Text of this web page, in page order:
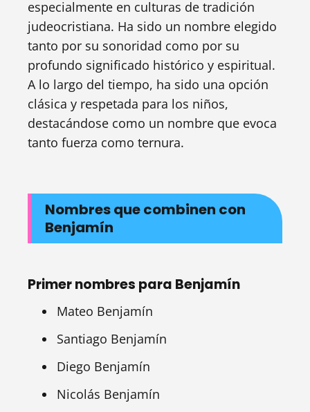
especialmente en culturas de tradición
judeocristiana. Ha sido un nombre elegido
tanto por su sonoridad como por su
profundo significado histórico y espiritual.
A lo largo del tiempo, ha sido una opción
clásica y respetada para los niños,
destacándose como un nombre que evoca
tanto fuerza como ternura.
Nombres que combinen con
Benjamín
Primer nombres para Benjamín
Mateo Benjamín
Santiago Benjamín
Diego Benjamín
Nicolás Benjamín